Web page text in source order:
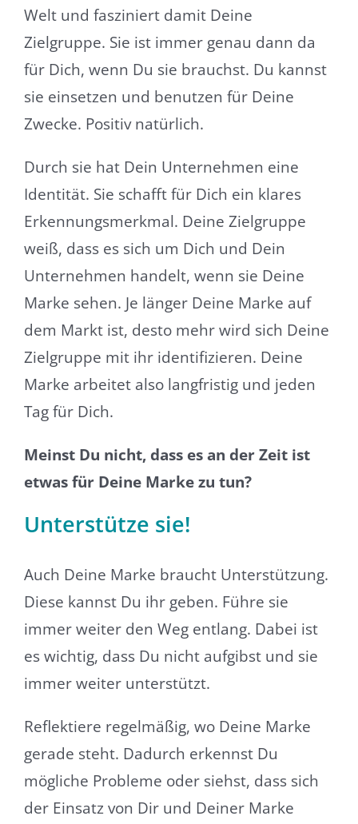
Welt und fasziniert damit Deine
Zielgruppe. Sie ist immer genau dann da
für Dich, wenn Du sie brauchst. Du kannst
sie einsetzen und benutzen für Deine
Zwecke. Positiv natürlich.
Durch sie hat Dein Unternehmen eine
Identität. Sie schafft für Dich ein klares
Erkennungsmerkmal. Deine Zielgruppe
weiß, dass es sich um Dich und Dein
Unternehmen handelt, wenn sie Deine
Marke sehen. Je länger Deine Marke auf
dem Markt ist, desto mehr wird sich Deine
Zielgruppe mit ihr identifizieren. Deine
Marke arbeitet also langfristig und jeden
Tag für Dich.
Meinst Du nicht, dass es an der Zeit ist
etwas für Deine Marke zu tun?
Unterstütze sie!
Auch Deine Marke braucht Unterstützung.
Diese kannst Du ihr geben. Führe sie
immer weiter den Weg entlang. Dabei ist
es wichtig, dass Du nicht aufgibst und sie
immer weiter unterstützt.
Reflektiere regelmäßig, wo Deine Marke
gerade steht. Dadurch erkennst Du
mögliche Probleme oder siehst, dass sich
der Einsatz von Dir und Deiner Marke